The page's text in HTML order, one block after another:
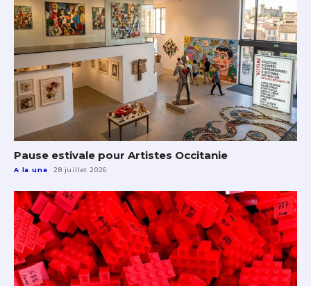
Pause estivale pour Artistes Occitanie
A la une 28 juillet 2026